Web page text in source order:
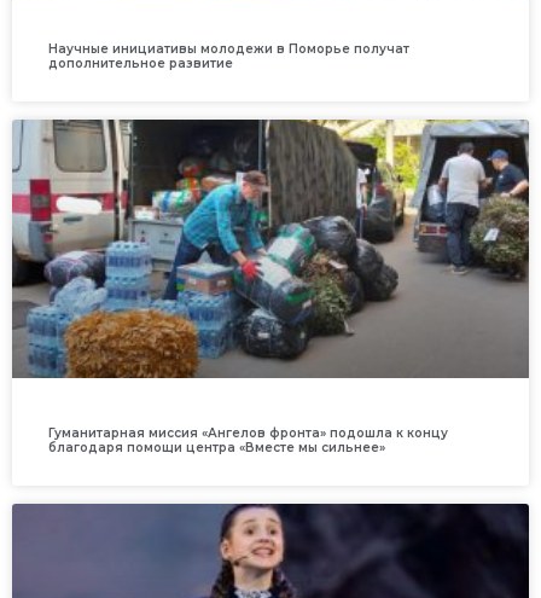
Научные инициативы молодежи в Поморье получат
дополнительное развитие
Гуманитарная миссия «Ангелов фронта» подошла к концу
благодаря помощи центра «Вместе мы сильнее»